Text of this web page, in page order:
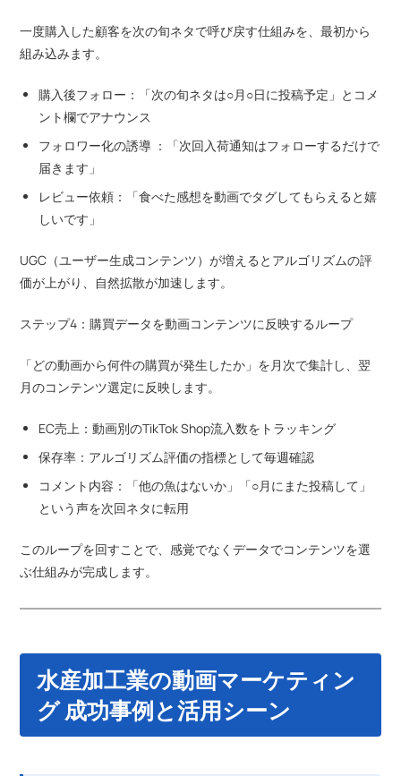
一度購入した顧客を次の旬ネタで呼び戻す仕組みを、最初から
組み込みます。
購入後フォロー：「次の旬ネタは○月○日に投稿予定」とコメ
ント欄でアナウンス
フォロワー化の誘導 ：「次回入荷通知はフォローするだけで
届きます」
レビュー依頼：「食べた感想を動画でタグしてもらえると嬉
しいです」
UGC（ユーザー生成コンテンツ）が増えるとアルゴリズムの評
価が上がり、自然拡散が加速します。
ステップ4：購買データを動画コンテンツに反映するループ
「どの動画から何件の購買が発生したか」を月次で集計し、翌
月のコンテンツ選定に反映します。
EC売上：動画別のTikTok Shop流入数をトラッキング
保存率：アルゴリズム評価の指標として毎週確認
コメント内容：「他の魚はないか」「○月にまた投稿して」
という声を次回ネタに転用
このループを回すことで、感覚でなくデータでコンテンツを選
ぶ仕組みが完成します。
水産加工業の動画マーケティン
グ 成功事例と活用シーン